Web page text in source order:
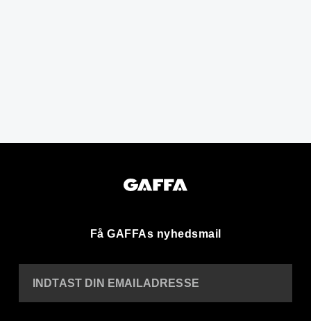
Få GAFFAs nyhedsmail
INDTAST DIN EMAILADRESSE